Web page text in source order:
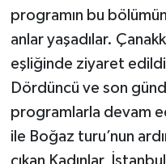
programın bu
anlar yaşadılar.
eşliğinde ziyaret
Dördüncü ve son
programlarla devam
ile Boğaz turu’nun
çıkan Kadınlar,